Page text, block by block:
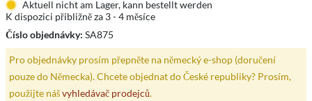
Aktuell nicht am Lager, kann bestellt werden
K dispozici přibližně za 3 - 4 měsíce
Číslo objednávky: SA875
Pro objednávky prosím přepněte na německý e-shop (doručení
pouze do Německa). Chcete objednat do České republiky? Prosím,
použijte nášvyhledávač prodejců.